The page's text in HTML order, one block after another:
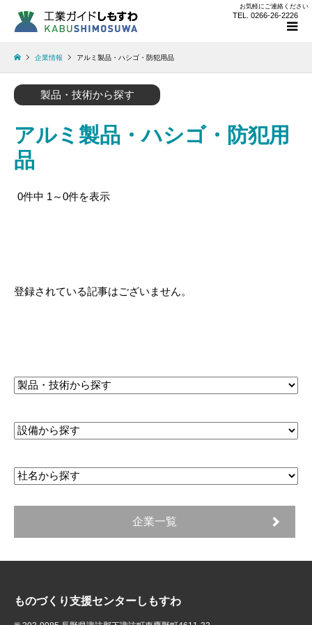
お気軽にご連絡ください
TEL. 0266-26-2226
企業情報 アルミ製品・ハシゴ・防犯用品
製品・技術から探す
アルミ製品・ハシゴ・防犯用
品
0件中 1～0件を表示
登録されている記事はございません。
企業一覧
ものづくり支援センターしもすわ